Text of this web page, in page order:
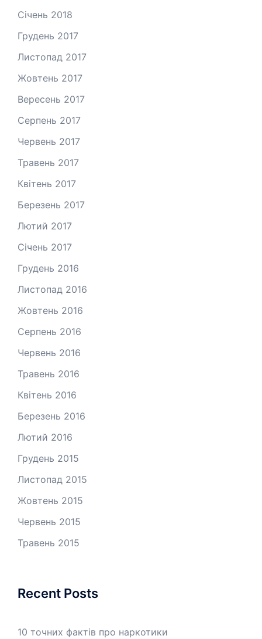
Січень 2018
Грудень 2017
Листопад 2017
Жовтень 2017
Вересень 2017
Серпень 2017
Червень 2017
Травень 2017
Квітень 2017
Березень 2017
Лютий 2017
Січень 2017
Грудень 2016
Листопад 2016
Жовтень 2016
Серпень 2016
Червень 2016
Травень 2016
Квітень 2016
Березень 2016
Лютий 2016
Грудень 2015
Листопад 2015
Жовтень 2015
Червень 2015
Травень 2015
Recent Posts
10 точних фактів про наркотики